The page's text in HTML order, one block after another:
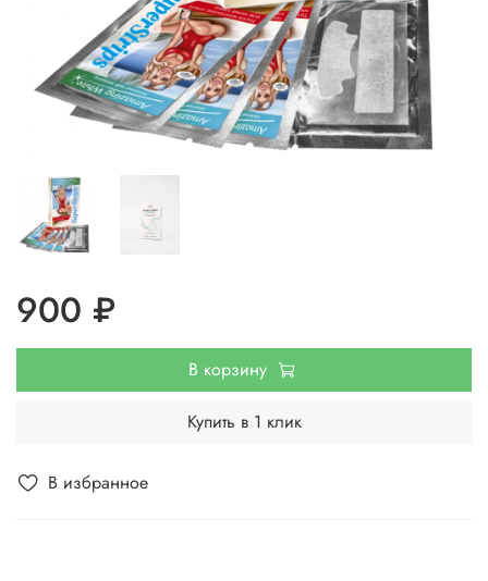
В избранное
900 ₽
В корзину
Купить в 1 клик